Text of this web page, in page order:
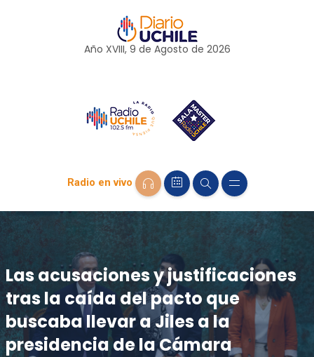
Año XVIII, 9 de Agosto de 2026
Radio en vivo
Las acusaciones y justificaciones
tras la caída del pacto que
buscaba llevar a Jiles a la
presidencia de la Cámara